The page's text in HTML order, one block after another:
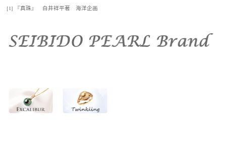
[1] 『真珠』 白井祥平著 海洋企画